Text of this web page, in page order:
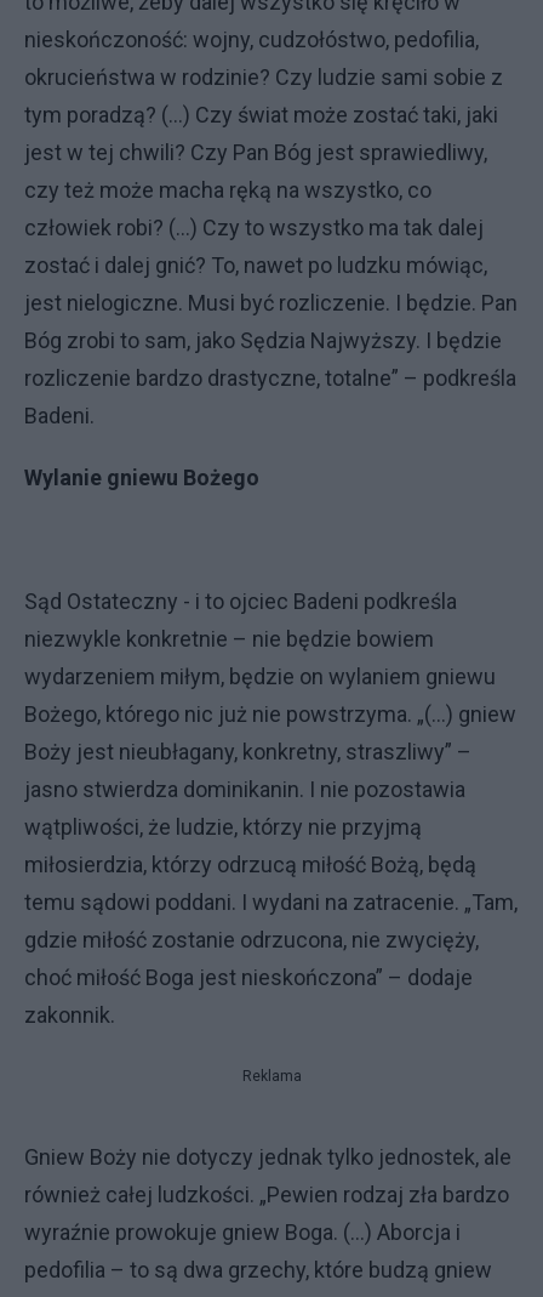
nieskończoność: wojny, cudzołóstwo, pedofilia,
okrucieństwa w rodzinie? Czy ludzie sami sobie z
tym poradzą? (…) Czy świat może zostać taki, jaki
jest w tej chwili? Czy Pan Bóg jest sprawiedliwy,
czy też może macha ręką na wszystko, co
człowiek robi? (…) Czy to wszystko ma tak dalej
zostać i dalej gnić? To, nawet po ludzku mówiąc,
jest nielogiczne. Musi być rozliczenie. I będzie. Pan
Bóg zrobi to sam, jako Sędzia Najwyższy. I będzie
rozliczenie bardzo drastyczne, totalne” – podkreśla
Badeni.
Wylanie gniewu Bożego
Sąd Ostateczny - i to ojciec Badeni podkreśla
niezwykle konkretnie – nie będzie bowiem
wydarzeniem miłym, będzie on wylaniem gniewu
Bożego, którego nic już nie powstrzyma. „(…) gniew
Boży jest nieubłagany, konkretny, straszliwy” –
jasno stwierdza dominikanin. I nie pozostawia
wątpliwości, że ludzie, którzy nie przyjmą
miłosierdzia, którzy odrzucą miłość Bożą, będą
temu sądowi poddani. I wydani na zatracenie. „Tam,
gdzie miłość zostanie odrzucona, nie zwycięży,
choć miłość Boga jest nieskończona” – dodaje
zakonnik.
Reklama
Gniew Boży nie dotyczy jednak tylko jednostek, ale
również całej ludzkości. „Pewien rodzaj zła bardzo
wyraźnie prowokuje gniew Boga. (…) Aborcja i
pedofilia – to są dwa grzechy, które budzą gniew